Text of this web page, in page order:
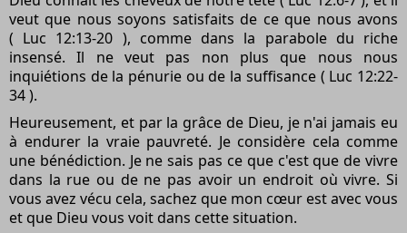
veut que nous soyons satisfaits de ce que nous avons
( Luc 12:13-20 ), comme dans la parabole du riche
insensé. Il ne veut pas non plus que nous nous
inquiétions de la pénurie ou de la suffisance ( Luc 12:22-
34 ).
Heureusement, et par la grâce de Dieu, je n'ai jamais eu
à endurer la vraie pauvreté. Je considère cela comme
une bénédiction. Je ne sais pas ce que c'est que de vivre
dans la rue ou de ne pas avoir un endroit où vivre. Si
vous avez vécu cela, sachez que mon cœur est avec vous
et que Dieu vous voit dans cette situation.